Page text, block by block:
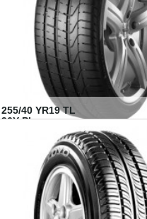
255/40 YR19 TL
96Y PI...